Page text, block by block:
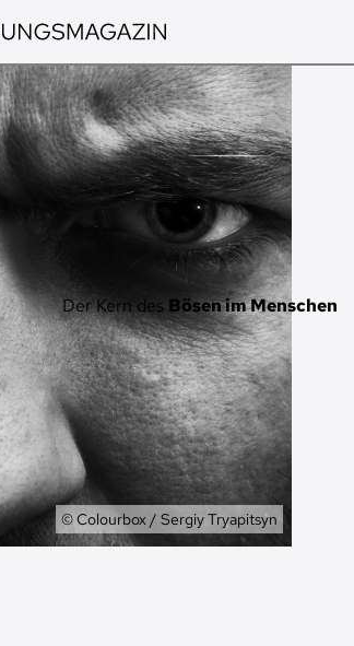
Eigentümer
© Colourbox / Sergiy Tryapitsyn
Der Kern des Bösen im Menschen